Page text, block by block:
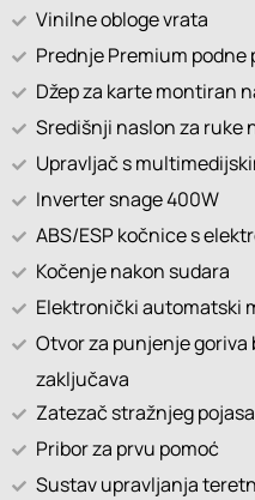
Vinilne obloge vrata
Prednje Premium podne
Džep za karte montiran
Središnji naslon za ruke
Upravljač s
Inverter snage 400W
ABS/ESP kočnice s
Kočenje nakon sudara
Elektronički automatski
Otvor za punjenje goriva
zaključava
Zatezač stražnjeg pojasa
Pribor za prvu pomoć
Sustav upravljanja